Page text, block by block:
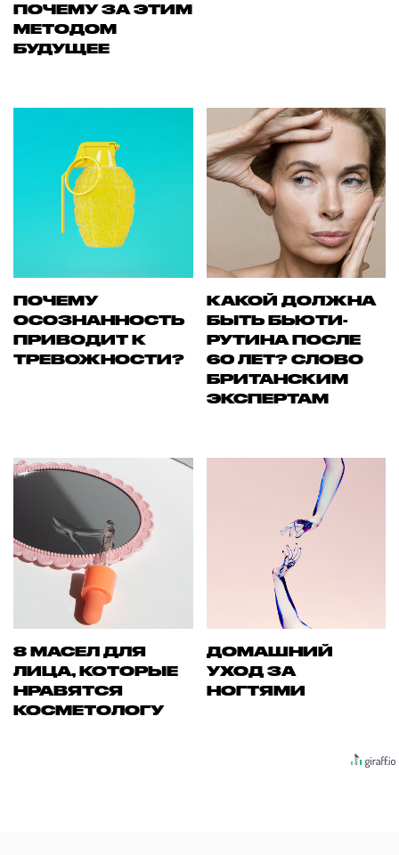
ПОЧЕМУ ЗА ЭТИМ
МЕТОДОМ
БУДУЩЕЕ
ПОЧЕМУ
ОСОЗНАННОСТЬ
ПРИВОДИТ К
ТРЕВОЖНОСТИ?
КАКОЙ ДОЛЖНА
БЫТЬ БЬЮТИ-
РУТИНА ПОСЛЕ
60 ЛЕТ? СЛОВО
БРИТАНСКИМ
ЭКСПЕРТАМ
8 МАСЕЛ ДЛЯ
ЛИЦА, КОТОРЫЕ
НРАВЯТСЯ
КОСМЕТОЛОГУ
ДОМАШНИЙ
УХОД ЗА
НОГТЯМИ